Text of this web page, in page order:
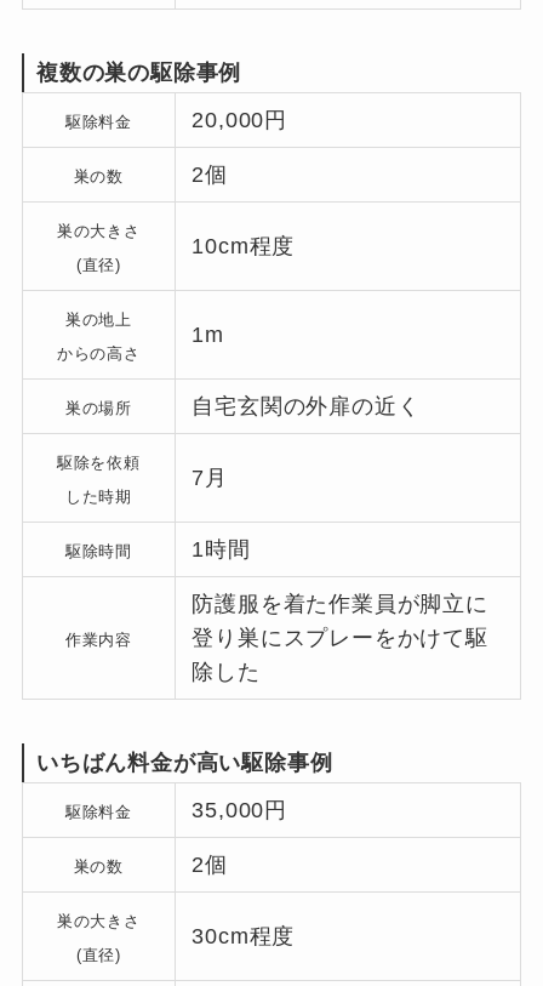
複数の巣の駆除事例
駆除料金 20,000円
巣の数 2個
巣の大きさ
(直径)
10cm程度
巣の地上
からの高さ
1m
巣の場所 自宅玄関の外扉の近く
駆除を依頼
した時期
7月
駆除時間 1時間
作業内容
防護服を着た作業員が脚立に
登り巣にスプレーをかけて駆
除した
いちばん料金が高い駆除事例
駆除料金 35,000円
巣の数 2個
巣の大きさ
(直径)
30cm程度